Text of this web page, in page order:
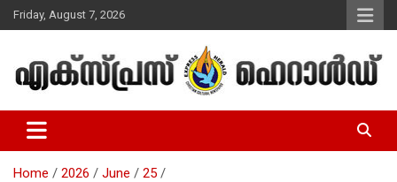
Skip
to
Friday, August 7, 2026
Express Herald – Malayalam
Christian News
Home 2026 June
25